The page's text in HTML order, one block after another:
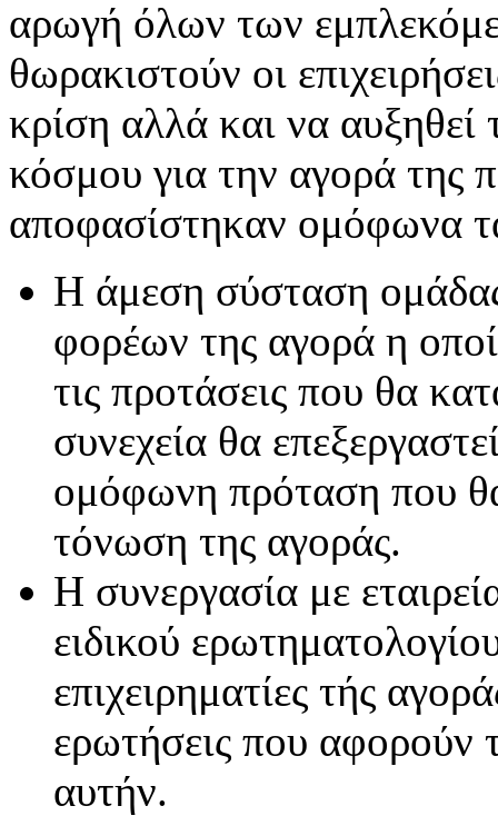
αρωγή όλων των
θωρακιστούν οι
κρίση αλλά και να
κόσμου για την αγορά της
αποφασίστηκαν ομόφωνα
Η άμεση σύσταση
φορέων της αγορά η
τις προτάσεις που θα
συνεχεία θα
ομόφωνη πρόταση που
τόνωση της αγοράς.
Η συνεργασία με
ειδικού
επιχειρηματίες τής
ερωτήσεις που αφορούν
αυτήν.